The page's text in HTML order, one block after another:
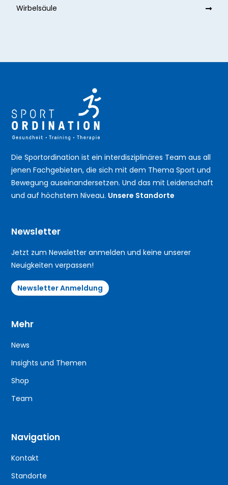
Wirbelsäule
Die Sportordination ist ein interdisziplinäres Team aus all
jenen Fachgebieten, die sich mit dem Thema Sport und
Bewegung auseinandersetzen. Und das mit Leidenschaft
und auf höchstem Niveau. Unsere Standorte
Newsletter
Jetzt zum Newsletter anmelden und keine unserer
Neuigkeiten verpassen!
Newsletter Anmeldung
Mehr
News
Insights und Themen
Shop
Team
Navigation
Kontakt
Standorte